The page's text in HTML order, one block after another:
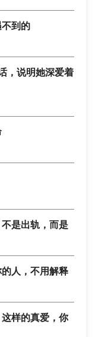
到的
，说明她深爱着
是出轨，而是
人，不用解释
样的真爱，你